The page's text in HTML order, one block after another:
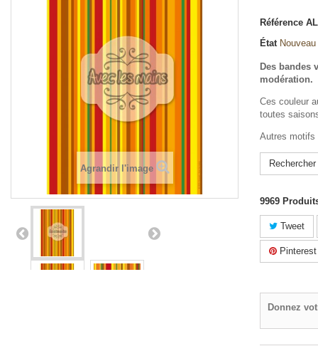
Agrandir l'image
Référence
État Nouveau
Des bandes
modération.
Ces couleur
toutes
Autres motifs
9969
Tweet
Pinterest
Donnez